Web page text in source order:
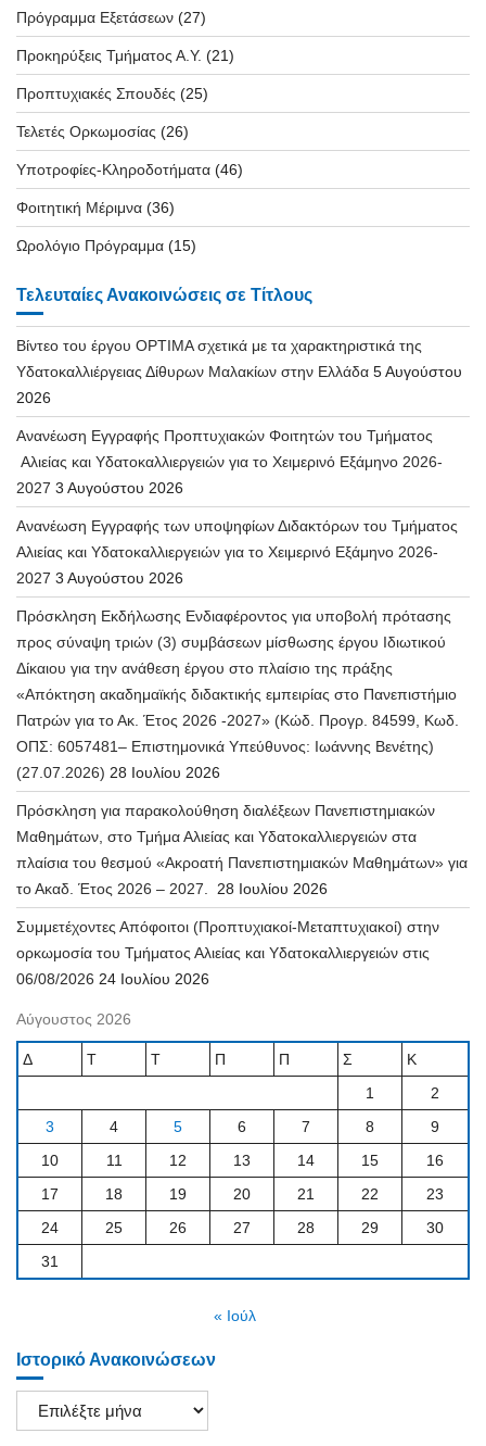
Πρόγραμμα Εξετάσεων (27)
Προκηρύξεις Τμήματος Α.Υ. (21)
Προπτυχιακές Σπουδές (25)
Τελετές Ορκωμοσίας (26)
Υποτροφίες-Κληροδοτήματα (46)
Φοιτητική Μέριμνα (36)
Ωρολόγιο Πρόγραμμα (15)
Τελευταίες Ανακοινώσεις σε Τίτλους
Βίντεο του έργου OPTIMA σχετικά με τα χαρακτηριστικά της
Υδατοκαλλιέργειας Δίθυρων Μαλακίων στην Ελλάδα 5 Αυγούστου
2026
Ανανέωση Εγγραφής Προπτυχιακών Φοιτητών του Τμήματος
Αλιείας και Υδατοκαλλιεργειών για το Χειμερινό Εξάμηνο 2026-
2027 3 Αυγούστου 2026
Ανανέωση Εγγραφής των υποψηφίων Διδακτόρων του Τμήματος
Αλιείας και Υδατοκαλλιεργειών για το Χειμερινό Εξάμηνο 2026-
2027 3 Αυγούστου 2026
Πρόσκληση Εκδήλωσης Ενδιαφέροντος για υποβολή πρότασης
προς σύναψη τριών (3) συμβάσεων μίσθωσης έργου Ιδιωτικού
Δίκαιου για την ανάθεση έργου στο πλαίσιο της πράξης
«Απόκτηση ακαδημαϊκής διδακτικής εμπειρίας στο Πανεπιστήμιο
Πατρών για το Ακ. Έτος 2026 -2027» (Κώδ. Προγρ. 84599, Κωδ.
ΟΠΣ: 6057481– Επιστημονικά Υπεύθυνος: Ιωάννης Βενέτης)
(27.07.2026) 28 Ιουλίου 2026
Πρόσκληση για παρακολούθηση διαλέξεων Πανεπιστημιακών
Μαθημάτων, στο Τμήμα Αλιείας και Υδατοκαλλιεργειών στα
πλαίσια του θεσμού «Ακροατή Πανεπιστημιακών Μαθημάτων» για
το Ακαδ. Έτος 2026 – 2027.
28 Ιουλίου 2026
Συμμετέχοντες Απόφοιτοι (Προπτυχιακοί-Μεταπτυχιακοί) στην
ορκωμοσία του Τμήματος Αλιείας και Υδατοκαλλιεργειών στις
06/08/2026 24 Ιουλίου 2026
Αύγουστος 2026
Δ Τ Τ Π Π Σ
Κ
1
2
3
4 5 6 7 8
9
10
11 12 13 14 15
16
17
18 19 20 21 22
23
24
25 26 27 28 29
30
31
« Ιούλ
Ιστορικό Ανακοινώσεων
Ιστορικό
Ανακοινώσεων